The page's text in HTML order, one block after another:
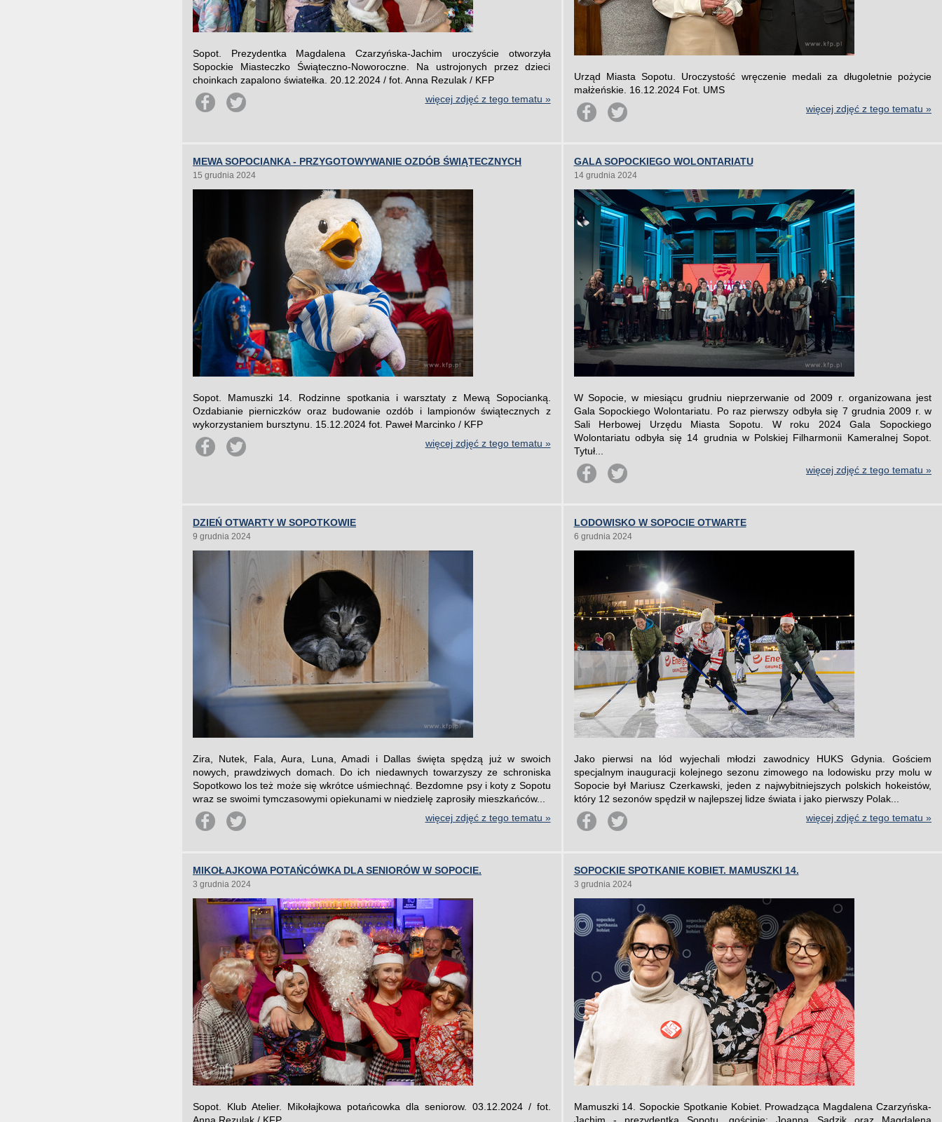
Sopot. Prezydentka Magdalena Czarzyńska-Jachim uroczyście otworzyła
Sopockie Miasteczko Świąteczno-Noworoczne. Na ustrojonych przez dzieci
choinkach zapalono światełka. 20.12.2024 / fot. Anna Rezulak / KFP
więcej zdjęć z tego tematu »
Urząd Miasta Sopotu. Uroczystość wręczenie medali za długoletnie pożycie
małżeńskie. 16.12.2024 Fot. UMS
więcej zdjęć z tego tematu »
MEWA SOPOCIANKA - PRZYGOTOWYWANIE OZDÓB ŚWIĄTECZNYCH
15 grudnia 2024
Sopot. Mamuszki 14. Rodzinne spotkania i warsztaty z Mewą Sopocianką.
Ozdabianie pierniczków oraz budowanie ozdób i lampionów świątecznych z
wykorzystaniem bursztynu. 15.12.2024 fot. Paweł Marcinko / KFP
więcej zdjęć z tego tematu »
GALA SOPOCKIEGO WOLONTARIATU
14 grudnia 2024
W Sopocie, w miesiącu grudniu nieprzerwanie od 2009 r. organizowana jest
Gala Sopockiego Wolontariatu. Po raz pierwszy odbyła się 7 grudnia 2009 r. w
Sali Herbowej Urzędu Miasta Sopotu. W roku 2024 Gala Sopockiego
Wolontariatu odbyła się 14 grudnia w Polskiej Filharmonii Kameralnej Sopot.
Tytuł...
więcej zdjęć z tego tematu »
DZIEŃ OTWARTY W SOPOTKOWIE
9 grudnia 2024
Zira, Nutek, Fala, Aura, Luna, Amadi i Dallas święta spędzą już w swoich
nowych, prawdziwych domach. Do ich niedawnych towarzyszy ze schroniska
Sopotkowo los też może się wkrótce uśmiechnąć. Bezdomne psy i koty z Sopotu
wraz se swoimi tymczasowymi opiekunami w niedzielę zaprosiły mieszkańców...
więcej zdjęć z tego tematu »
LODOWISKO W SOPOCIE OTWARTE
6 grudnia 2024
Jako pierwsi na lód wyjechali młodzi zawodnicy HUKS Gdynia. Gościem
specjalnym inauguracji kolejnego sezonu zimowego na lodowisku przy molu w
Sopocie był Mariusz Czerkawski, jeden z najwybitniejszych polskich hokeistów,
który 12 sezonów spędził w najlepszej lidze świata i jako pierwszy Polak...
więcej zdjęć z tego tematu »
MIKOŁAJKOWA POTAŃCÓWKA DLA SENIORÓW W SOPOCIE.
3 grudnia 2024
Sopot. Klub Atelier. Mikołajkowa potańcowka dla seniorow. 03.12.2024 / fot.
SOPOCKIE SPOTKANIE KOBIET. MAMUSZKI 14.
3 grudnia 2024
Mamuszki 14. Sopockie Spotkanie Kobiet. Prowadząca Magdalena Czarzyńska-